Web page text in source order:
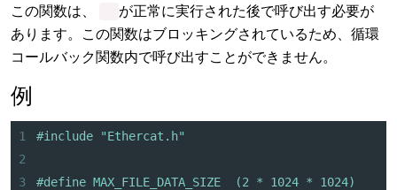
この関数は、
が正常に実行された後で呼び出す必要が
あります。この関数はブロッキングされているため、循環
コールバック関数内で呼び出すことができません。
例
1
#include "Ethercat.h"
2
3
#define MAX_FILE_DATA_SIZE  (2 * 1024 * 1024)